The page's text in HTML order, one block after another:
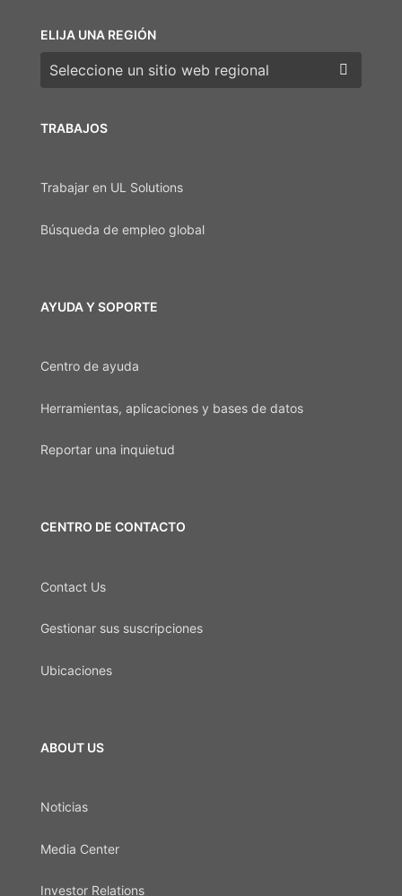
TRABAJOS
Trabajar en UL Solutions
Búsqueda de empleo global
AYUDA Y SOPORTE
Centro de ayuda
Herramientas, aplicaciones y bases de datos
Reportar una inquietud
CENTRO DE CONTACTO
Contact Us
Gestionar sus suscripciones
Ubicaciones
ABOUT US
Noticias
Media Center
Investor Relations
ELIJA UNA REGIÓN
Elija una región